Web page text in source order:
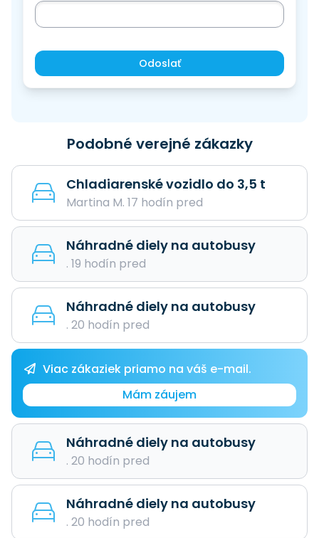
Odoslať
Podobné verejné zákazky
Chladiarenské vozidlo do 3,5 t
Martina M. 17 hodín pred
Náhradné diely na autobusy
. 19 hodín pred
Náhradné diely na autobusy
. 20 hodín pred
Viac zákaziek priamo na váš e-mail.
Mám záujem
Náhradné diely na autobusy
. 20 hodín pred
Náhradné diely na autobusy
. 20 hodín pred